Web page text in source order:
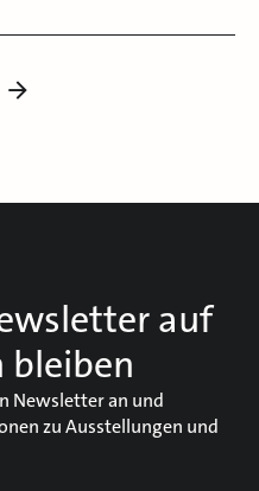
auf
bleiben
Newsletter an und
zu Ausstellungen und